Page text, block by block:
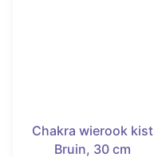
Chakra wierook kist
Bruin, 30 cm